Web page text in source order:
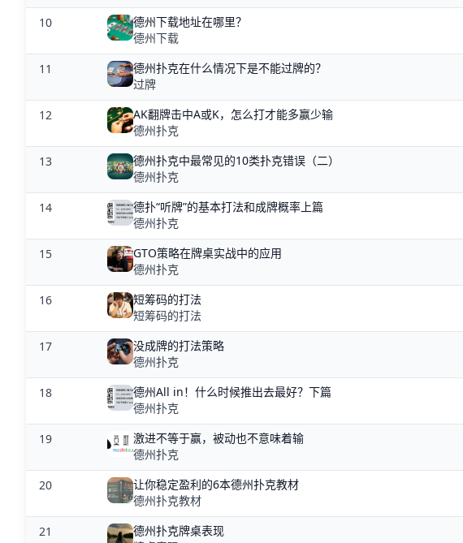
10
德州下载地址在哪里？
德州下载
11
德州扑克在什么情况下是不能过牌的？
过牌
12
AK翻牌击中A或K，怎么打才能多赢少输
德州扑克
13
德州扑克中最常见的10类扑克错误（二）
德州扑克
14
德扑“听牌”的基本打法和成牌概率上篇
德州扑克
15
GTO策略在牌桌实战中的应用
德州扑克
16
短筹码的打法
短筹码的打法
17
没成牌的打法策略
德州扑克
18
德州All in！什么时候推出去最好？下篇
德州扑克
19
激进不等于赢，被动也不意味着输
德州扑克
20
让你稳定盈利的6本德州扑克教材
德州扑克教材
21
德州扑克牌桌表现